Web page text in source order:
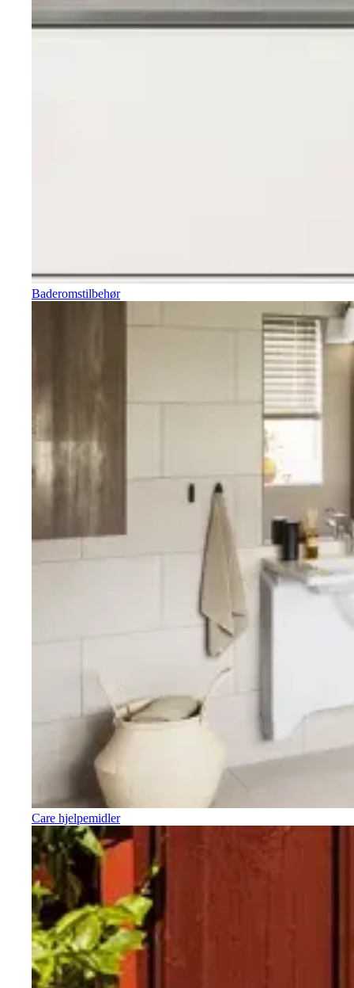
Baderomstilbehør
Care hjelpemidler